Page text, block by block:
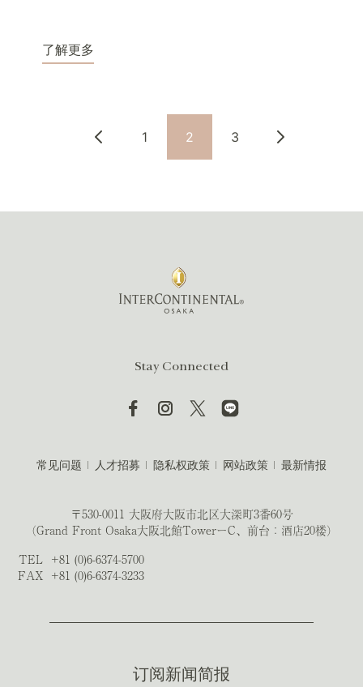
了解更多
1 2 3
Stay Connected
常见问题 人才招募 隐私权政策 网站政策 最新情报
〒530-0011 大阪府大阪市北区大深町3番60号
（Grand Front Osaka大阪北館TowerーC、前台：酒店20楼）
TEL +81 (0)6-6374-5700
FAX +81 (0)6-6374-3233
订阅新闻简报